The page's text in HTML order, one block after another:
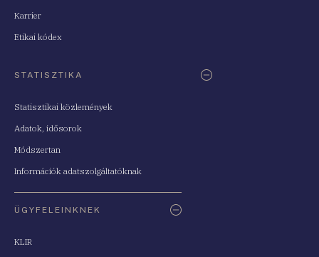
Karrier
Etikai kódex
STATISZTIKA
Statisztikai közlemények
Adatok, idősorok
Módszertan
Információk adatszolgáltatóknak
ÜGYFELEINKNEK
KLIR